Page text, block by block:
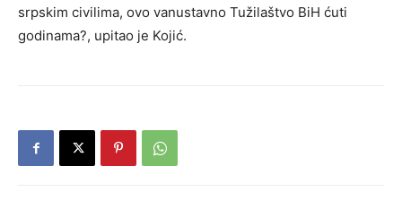
srpskim civilima, ovo vanustavno Tužilaštvo BiH ćuti
godinama?, upitao je Kojić.